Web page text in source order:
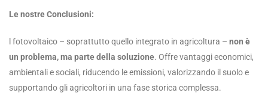
Le nostre Conclusioni:
l fotovoltaico – soprattutto quello integrato in agricoltura – non è
un problema, ma parte della soluzione. Offre vantaggi economici,
ambientali e sociali, riducendo le emissioni, valorizzando il suolo e
supportando gli agricoltori in una fase storica complessa.